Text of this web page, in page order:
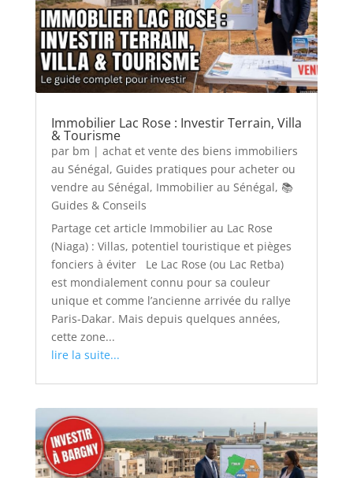
Immobilier Lac Rose : Investir Terrain, Villa
& Tourisme
par bm | achat et vente des biens immobiliers
au Sénégal, Guides pratiques pour acheter ou
vendre au Sénégal, Immobilier au Sénégal, 📚
Guides & Conseils
Partage cet article Immobilier au Lac Rose
(Niaga) : Villas, potentiel touristique et pièges
fonciers à éviter Le Lac Rose (ou Lac Retba)
est mondialement connu pour sa couleur
unique et comme l’ancienne arrivée du rallye
Paris-Dakar. Mais depuis quelques années,
cette zone...
lire la suite...